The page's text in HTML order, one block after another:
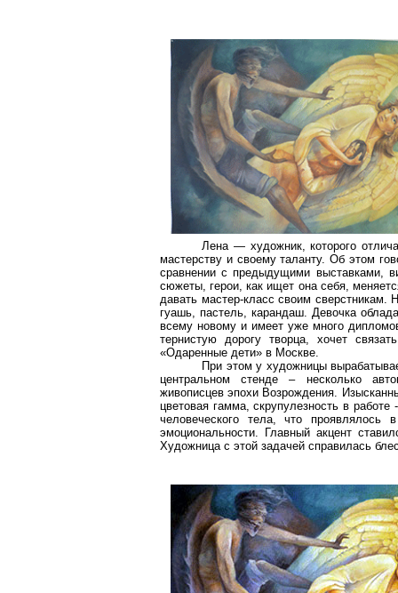
Лена — художник, которого
мастерству и своему таланту. Об этом
сравнении с предыдущими выставками,
сюжеты, герои, как ищет она себя,
давать мастер-класс своим сверстникам.
гуашь, пастель, карандаш. Девочка
всему новому и имеет уже много
тернистую дорогу творца, хочет
«Одаренные дети» в Москве.
При этом у художницы
центральном стенде – несколько
живописцев эпохи Возрождения.
цветовая гамма, скрупулезность в
человеческого тела, что
эмоциональности. Главный акцент
Художница с этой задачей справилась